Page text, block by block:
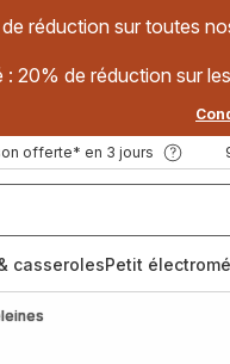
réduction sur toutes
: 20% de réduction sur
offerte* en 3 jours
casserolesPetit